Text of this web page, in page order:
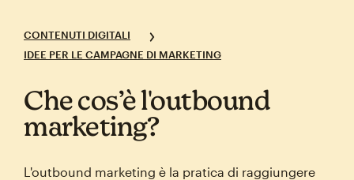
CONTENUTI DIGITALI
IDEE PER LE CAMPAGNE DI MARKETING
Che cos’è l'outbound
marketing?
L'outbound marketing è la pratica di raggiungere